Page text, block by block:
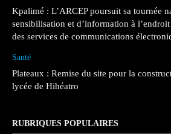
Kpalimé : L’ARCEP poursuit sa tournée
sensibilisation et d’information à
des services de communications
Santé
Plateaux : Remise du site pour la
lycée de Hihéatro
RUBRIQUES POPULAIRES